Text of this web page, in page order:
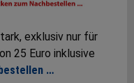
exklusiv nur für
25 Euro inklusive
…